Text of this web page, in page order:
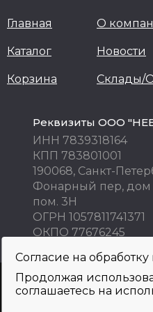
Согласие на
Продолжая
соглашаетесь на
Главная
Каталог
Корзина
О
Новости
Склады/
Реквизиты ООО
ИНН 7839318164
КПП 783801001
190068, Санкт-
Фонарный пер, дом
пом. 3Н
ОГРН 1057811741371
ОКПО 77676245
Внимание! Цены указаны
являются публичной офертой
коммерческое предложение.